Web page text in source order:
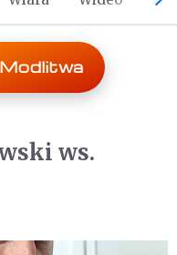
ws.